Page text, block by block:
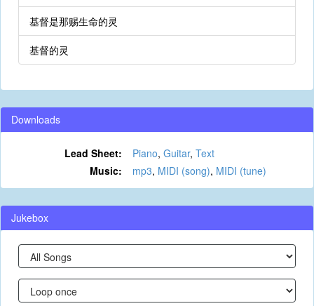
基督是那赐生命的灵
基督的灵
Downloads
Lead Sheet: Piano, Guitar, Text
Music:
mp3, MIDI (song), MIDI (tune)
Jukebox